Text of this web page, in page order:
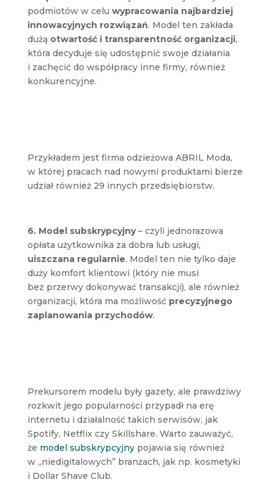
podmiotów w celu wypracowania najbardziej
innowacyjnych rozwiązań. Model ten zakłada
dużą otwartość i transparentność organizacji,
która decyduje się udostępnić swoje działania
i zachęcić do współpracy inne firmy, również
konkurencyjne.
Przykładem jest firma odzieżowa ABRIL Moda,
w której pracach nad nowymi produktami bierze
udział również 29 innych przedsiębiorstw.
6. Model subskrypcyjny– czyli jednorazowa
opłata użytkownika za dobra lub usługi,
uiszczana regularnie. Model ten nie tylko daje
duży komfort klientowi (który nie musi
bez przerwy dokonywać transakcji), ale również
organizacji, która ma możliwość precyzyjnego
zaplanowania przychodów.
Prekursorem modelu były gazety, ale prawdziwy
rozkwit jego popularności przypadł na erę
internetu i działalność takich serwisów, jak
Spotify, Netflix czy Skillshare. Warto zauważyć,
że model subskrypcyjnypojawia się również
w „niedigitalowych” branżach, jak np. kosmetyki
i Dollar Shave Club.